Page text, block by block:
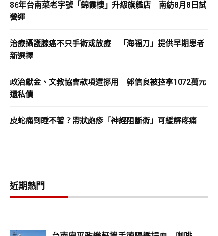
86年台南菜老字號「錦霞樓」升級旗艦店 南紡8月8日試
營運
治療攝護腺癌不只手術或放療 「海福刀」提供早期患者
新選擇
政治獻金、文教協會款項遭挪用 郭信良被控拿1072萬元
還私債
皮蛇痛到睡不著？帶狀皰疹「神經阻斷術」可緩解疼痛
近期熱門